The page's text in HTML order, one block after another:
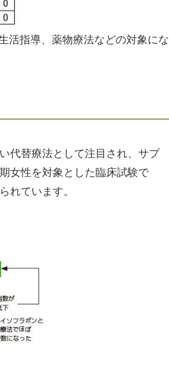
活指導、薬物療法などの対象にな
代替療法として注目され、サプ
女性を対象とした臨床試験で
れています。